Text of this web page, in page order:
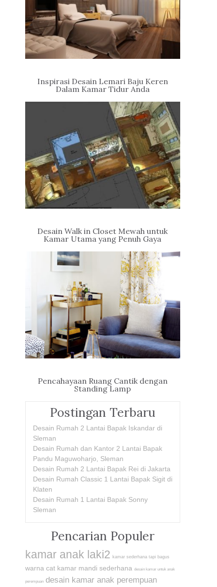
Inspirasi Desain Lemari Baju Keren
Dalam Kamar Tidur Anda
Desain Walk in Closet Mewah untuk
Kamar Utama yang Penuh Gaya
Pencahayaan Ruang Cantik dengan
Standing Lamp
Postingan Terbaru
Desain Rumah 2 Lantai Bapak Iskandar di
Sleman
Desain Rumah dan Kantor 2 Lantai Bapak
Pandu Maguwoharjo, Sleman
Desain Rumah 2 Lantai Bapak Rei di Jakarta
Desain Rumah Classic 1 Lantai Bapak Sigit di
Klaten
Desain Rumah 1 Lantai Bapak Sonny
Sleman
Pencarian Populer
kamar anak laki2 kamar sederhana tapi bagus
warna cat kamar mandi sederhana desain kamar untuk anak
perempuan
desain kamar anak perempuan